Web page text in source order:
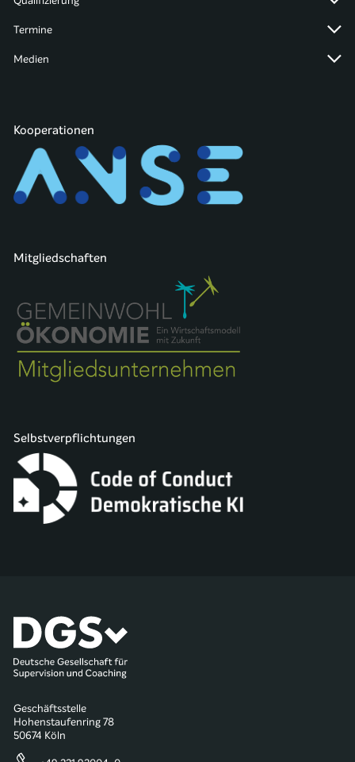
Termine
Medien
Kooperationen
Mitgliedschaften
Selbstverpflichtungen
Geschäftsstelle
Hohenstaufenring 78
50674 Köln